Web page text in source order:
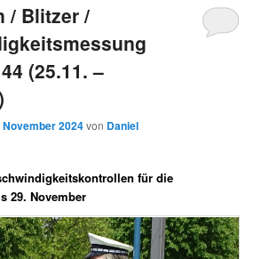
/ Blitzer /
(25.11. –
November 2024von Daniel
für die
29. November